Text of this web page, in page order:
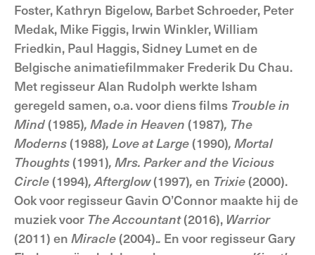
Foster, Kathryn Bigelow, Barbet Schroeder, Peter
Medak, Mike Figgis, Irwin Winkler, William
Friedkin, Paul Haggis, Sidney Lumet en de
Belgische animatiefilmmaker Frederik Du Chau.
Met regisseur Alan Rudolph werkte Isham
geregeld samen, o.a. voor diens films Trouble in
Mind (1985), Made in Heaven (1987), The
Moderns (1988), Love at Large (1990), Mortal
Thoughts (1991), Mrs. Parker and the Vicious
Circle (1994), Afterglow(1997), en Trixie (2000).
Ook voor regisseur Gavin O’Connor maakte hij de
muziek voor The Accountant(2016), Warrior
(2011) en Miracle (2004).. En voor regisseur Gary